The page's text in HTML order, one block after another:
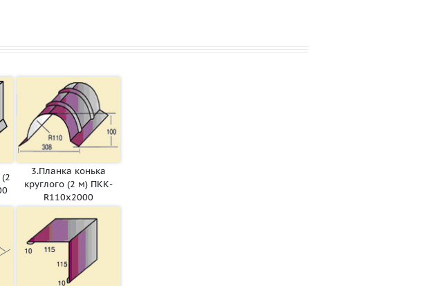
3.Планка конька
круглого (2 м) ПКК-
R110х2000